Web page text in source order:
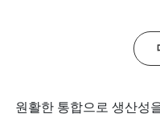
원활한 통합으로 생산성